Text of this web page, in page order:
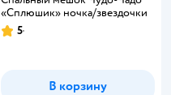
«Сплюшик» ночка/звездочки
Рейтинг:
5
В корзину